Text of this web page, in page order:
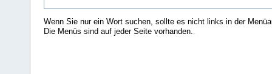
Wenn Sie nur ein Wort suchen, sollte es nicht links in der
Die Menüs sind auf jeder Seite vorhanden.